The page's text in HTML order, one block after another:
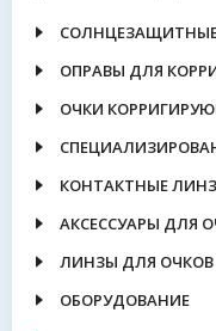
ОПРАВЫ ДЛЯ
ОЧКИ
КОНТАКТНЫЕ
АКСЕССУАРЫ ДЛЯ
ЛИНЗЫ ДЛЯ ОЧКОВ
ОБОРУДОВАНИЕ